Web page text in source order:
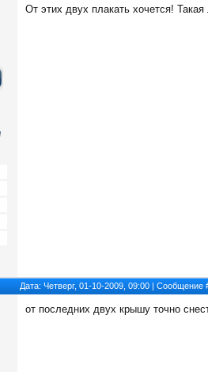
От этих двух плакать хочется! Такая
Дата: Четверг, 01-10-2009, 09:00 | Сообщение
от последних двух крышу точно